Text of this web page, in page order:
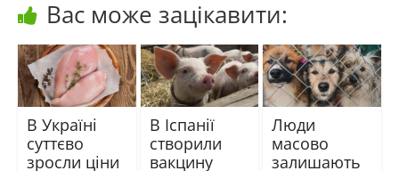
Вас може зацікавити:
В Україні
суттєво
зросли ціни
В Іспанії
створили
вакцину
Люди
масово
залишають